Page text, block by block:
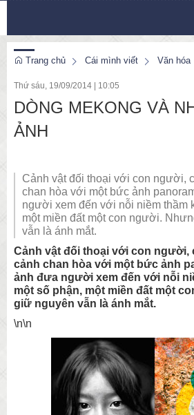
Trang chủ Cái mình viết Văn hóa
Thứ sáu, 19/09/2014 10:05
DÒNG MEKONG VÀ
ẢNH
Cảnh vật đối thoại với con người,
chan hòa với một bức ảnh
người xem đến với nỗi niềm thầm
một miền đất một con người.
vẫn là ánh mắt.
Cảnh vật đối thoại với con người,
cảnh chan hòa với một bức ảnh
ảnh đưa người xem đến với nỗi
một số phận, một miền đất một
giữ nguyên vẫn là ánh mắt.
\n\n